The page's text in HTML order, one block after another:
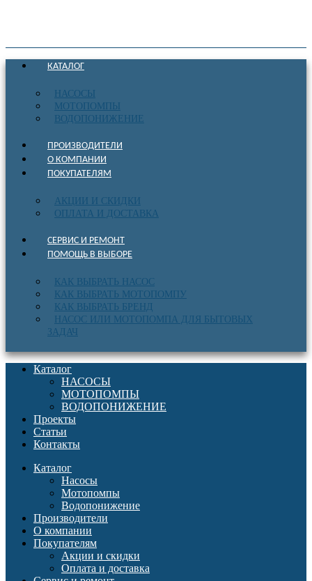
КАТАЛОГ
НАСОСЫ
МОТОПОМПЫ
ВОДОПОНИЖЕНИЕ
ПРОИЗВОДИТЕЛИ
О КОМПАНИИ
ПОКУПАТЕЛЯМ
АКЦИИ И СКИДКИ
ОПЛАТА И ДОСТАВКА
СЕРВИС И РЕМОНТ
ПОМОЩЬ В ВЫБОРЕ
КАК ВЫБРАТЬ НАСОС
КАК ВЫБРАТЬ МОТОПОМПУ
КАК ВЫБРАТЬ БРЕНД
НАСОС ИЛИ МОТОПОМПА ДЛЯ БЫТОВЫХ
ЗАДАЧ
Каталог
НАСОСЫ
МОТОПОМПЫ
ВОДОПОНИЖЕНИЕ
Проекты
Статьи
Контакты
Каталог
Насосы
Мотопомпы
Водопонижение
Производители
О компании
Покупателям
Акции и скидки
Оплата и доставка